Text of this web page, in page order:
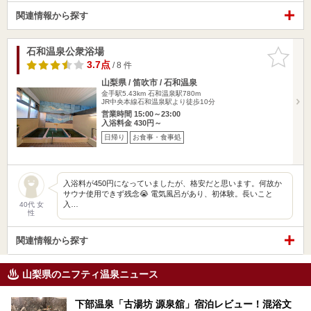
関連情報から探す
お気に入
りに追加
石和温泉公衆浴場
3.7点/ 8 件
山梨県 / 笛吹市 / 石和温泉
金手駅5.43km 石和温泉駅780m
JR中央本線石和温泉駅より徒歩10分
営業時間 15:00～23:00
入浴料金 430円～
日帰り お食事・食事処
40代 女
性
入浴料が450円になっていましたが、格安だと思います。何故か
サウナ使用できず残念😭 電気風呂があり、初体験。長いこと
入…
関連情報から探す
山梨県のニフティ温泉ニュース
下部温泉「古湯坊 源泉舘」宿泊レビュー！混浴文